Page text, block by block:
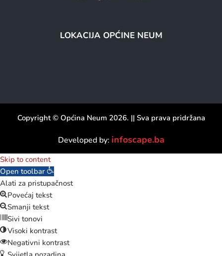
LOKACIJA OPĆINE NEUM
Copyright © Općina Neum 2026. || Sva prava pridržana
Developed by: infoscape.ba
Skip to content
Open toolbar
Alati za pristupačnost
Povećaj tekst
Smanji tekst
Sivi tonovi
Visoki kontrast
Negativni kontrast